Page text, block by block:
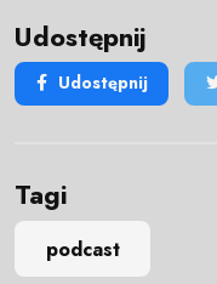
Udostępnij
Udostępnij
Tagi
podcast